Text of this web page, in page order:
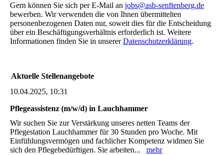
Gern können Sie sich per E-Mail an jobs@asb-senftenberg.de
bewerben. Wir verwenden die von Ihnen übermittelten
personenbezogenen Daten nur, soweit dies für die Entscheidung
über ein Beschäftigungsverhältnis erforderlich ist. Weitere
Informationen finden Sie in unsererDatenschutzerklärung.
Aktuelle Stellenangebote
10.04.2025, 10:31
Pflegeassistenz (m/w/d) in Lauchhammer
Wir suchen Sie zur Verstärkung unseres netten Teams der
Pflegestation Lauchhammer für 30 Stunden pro Woche. Mit
Einfühlungsvermögen und fachlicher Kompetenz widmen Sie
sich den Pflegebedürftigen. Sie arbeiten... mehr